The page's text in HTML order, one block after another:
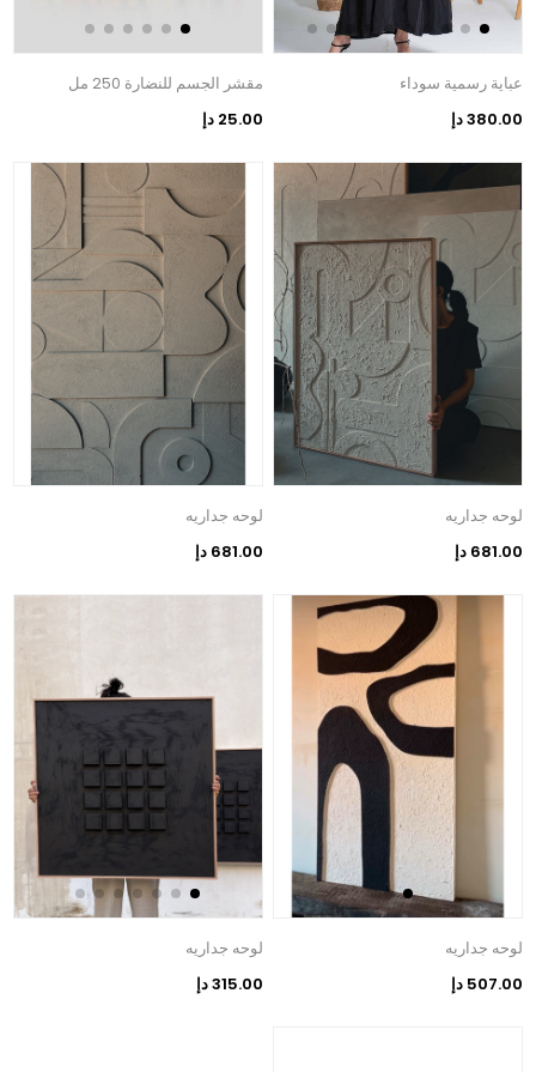
عباية رسمية سوداء
380.00 دإ
مقشر الجسم للنضارة 250 مل
25.00 دإ
لوحه جداريه
681.00 دإ
لوحه جداريه
681.00 دإ
لوحه جداريه
507.00 دإ
لوحه جداريه
315.00 دإ